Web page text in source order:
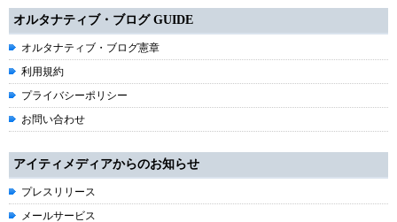
オルタナティブ・ブログ GUIDE
オルタナティブ・ブログ憲章
利用規約
プライバシーポリシー
お問い合わせ
アイティメディアからのお知らせ
プレスリリース
メールサービス